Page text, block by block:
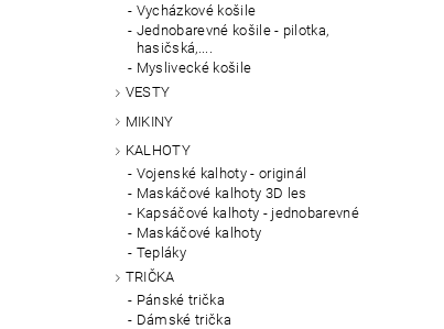
Vycházkové košile
Jednobarevné košile - pilotka,
hasičská,....
Myslivecké košile
VESTY
MIKINY
KALHOTY
Vojenské kalhoty - originál
Maskáčové kalhoty 3D les
Kapsáčové kalhoty - jednobarevné
Maskáčové kalhoty
Tepláky
TRIČKA
Pánské trička
Dámské trička